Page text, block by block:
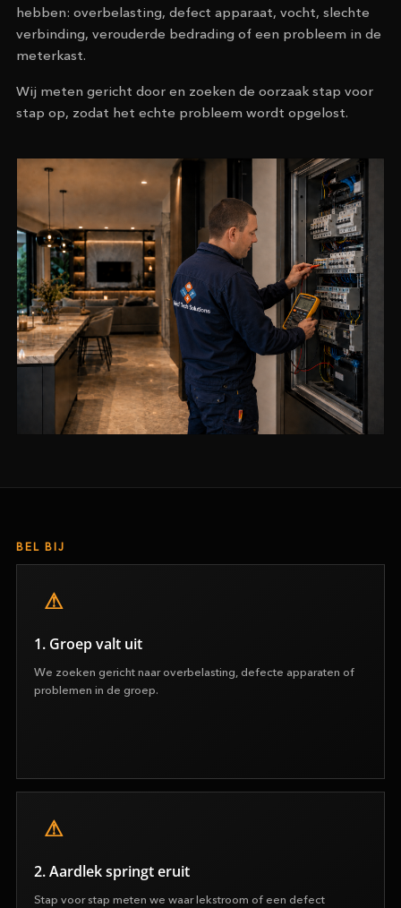
hebben: overbelasting, defect apparaat, vocht, slechte
verbinding, verouderde bedrading of een probleem in de
meterkast.
Wij meten gericht door en zoeken de oorzaak stap voor
stap op, zodat het echte probleem wordt opgelost.
BEL BIJ
1. Groep valt uit
We zoeken gericht naar overbelasting, defecte apparaten of
problemen in de groep.
2. Aardlek springt eruit
Stap voor stap meten we waar lekstroom of een defect